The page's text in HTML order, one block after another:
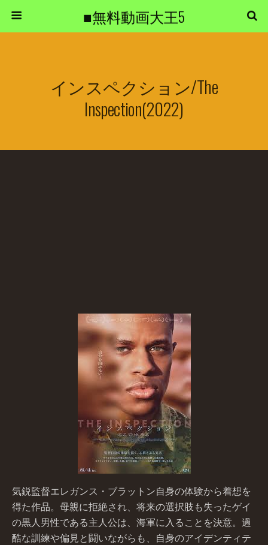
■無料動画大王5
インスペクション/The
Inspection(2022)
気鋭監督エレガンス・ブラットン自身の体験から着想を
得た作品。母親に拒絶され、将来の選択肢も失ったゲイ
の黒人男性である主人公は、海軍に入ることを決意。過
酷な訓練や偏見と闘いながらも、自身のアイデンティテ